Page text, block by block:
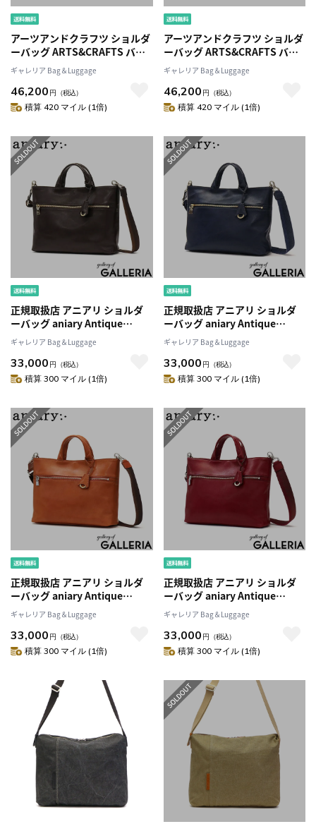
アーツアンドクラフツ ショルダ
ーバッグ ARTS&CRAFTS バッ
グ AGING
CANVASCARRYALLSHOULDE
R S ショルダー 斜めがけ 斜めが
けバッグ キャンバス 帆布 本革
ギャレリア Bag＆Luggage
46,200 円 （税込）
積算 420 マイル (1倍)
アーツアンドクラフツ ショルダ
ーバッグ ARTS&CRAFTS バッ
グ AGING
CANVASCARRYALLSHOULDE
R S ショルダー 斜めがけ 斜めが
けバッグ キャンバス 帆布 本革
ギャレリア Bag＆Luggage
46,200 円 （税込）
積算 420 マイル (1倍)
正規取扱店 アニアリ ショルダ
ーバッグ aniary Antique
Leather 2WAY バッグ トートバ
ッグ 斜めがけ A4 本革 レザー 日
本製 メンズ レディース 01-
03011
ギャレリア Bag＆Luggage
33,000 円 （税込）
積算 300 マイル (1倍)
正規取扱店 アニアリ ショルダ
ーバッグ aniary Antique
Leather 2WAY バッグ トートバ
ッグ 斜めがけ A4 本革 レザー 日
本製 メンズ レディース 01-
03011
ギャレリア Bag＆Luggage
33,000 円 （税込）
積算 300 マイル (1倍)
正規取扱店 アニアリ ショルダ
ーバッグ aniary Antique
Leather 2WAY バッグ トートバ
ッグ 斜めがけ A4 本革 レザー 日
本製 メンズ レディース 01-
03011
ギャレリア Bag＆Luggage
33,000 円 （税込）
積算 300 マイル (1倍)
正規取扱店 アニアリ ショルダ
ーバッグ aniary Antique
Leather 2WAY バッグ トートバ
ッグ 斜めがけ A4 本革 レザー 日
本製 メンズ レディース 01-
03011
ギャレリア Bag＆Luggage
33,000 円 （税込）
積算 300 マイル (1倍)